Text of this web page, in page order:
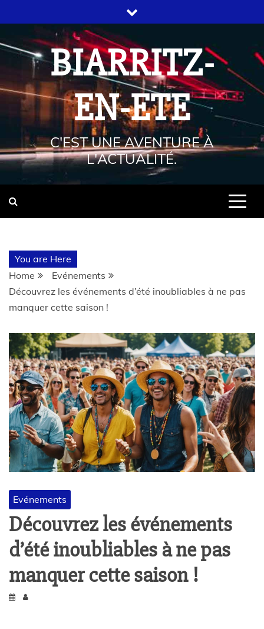
BIARRITZ-
EN-ETE
C'EST UNE AVENTURE À
L'ACTUALITÉ.
You are Here
Home
Evénements
Découvrez les événements d’été inoubliables à ne pas
manquer cette saison !
Evénements
Découvrez les événements
d’été inoubliables à ne pas
manquer cette saison !